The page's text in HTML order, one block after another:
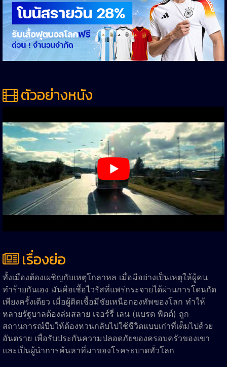
ตัวอย่างหนัง
เรื่องย่อ
ทั้งเมืองต้องเผชิญกับเหตุโกลาหล เมื่อมีอย่างเป็นเหตุให้ผู้คน
ทำร้ายกันเอง มันคือเชื้อไวรัสที่แพร่กระจายได้ผ่านการโดนกัด
เพียงครั้งเดียว เมื่อผู้ติดเชื้อมีชัยเหนือกองทัพของโลก ทำให้
หลายรัฐบาลต้องล่มสลาย เจอร์รี่ เลน (แบรด พิตต์) ถูก
สถานการณ์บีบให้ต้องหวนกลับไปใช้ชีวิตแบบเก่าที่เต็มไปด้วย
อันตราย เพื่อรับประกันความปลอดภัยของครอบครัวของเขา
และเป็นผู้นำการค้นหาที่มาของโรคระบาดทั่วโลก